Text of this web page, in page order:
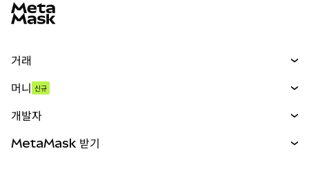
거래
무기한 선물
실물자산
머니 신규
개발자
MetaMask 받기